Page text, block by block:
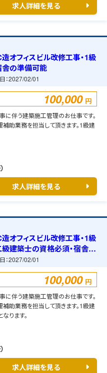
求人詳細を見る
オフィスビル改修工事・1級
舎の準備可能
：2027/02/01
100,000 円
に伴う建築施工管理のお仕事です。
助業務を担当して頂きます。1級建
求人詳細を見る
オフィスビル改修工事・1級
建築士の資格必須・宿舎の
：2027/02/01
100,000 円
に伴う建築施工管理のお仕事です。
助業務を担当して頂きます。1級建
ります。
求人詳細を見る